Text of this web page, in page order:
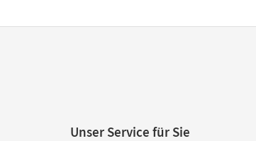
Unser Service für Sie